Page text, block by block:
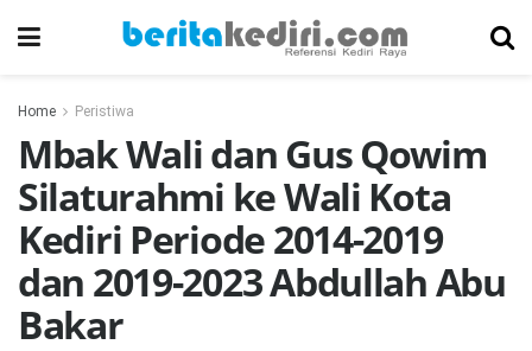
Home Peristiwa
Mbak Wali dan Gus Qowim
Silaturahmi ke Wali Kota
Kediri Periode 2014-2019
dan 2019-2023 Abdullah Abu
Bakar